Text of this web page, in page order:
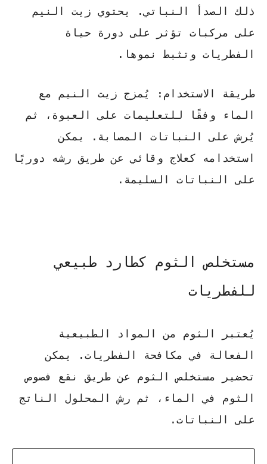
ذلك الصدأ النباتي. يحتوي زيت النيم
على مركبات تؤثر على دورة حياة
الفطريات وتثبط نموها.
طريقة الاستخدام:
يُمزج زيت النيم مع
الماء وفقًا للتعليمات على العبوة، ثم
يُرش على النباتات المصابة. يمكن
استخدامه كعلاج وقائي عن طريق رشه دوريًا
على النباتات السليمة.
مستخلص الثوم كطارد طبيعي
للفطريات
يُعتبر الثوم من المواد الطبيعية
الفعالة في مكافحة الفطريات. يمكن
تحضير مستخلص الثوم عن طريق نقع فصوص
الثوم في الماء، ثم رش المحلول الناتج
على النباتات.